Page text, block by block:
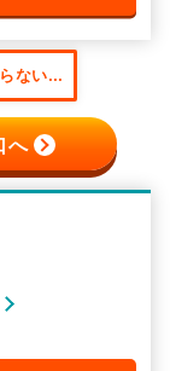
ない...
へ